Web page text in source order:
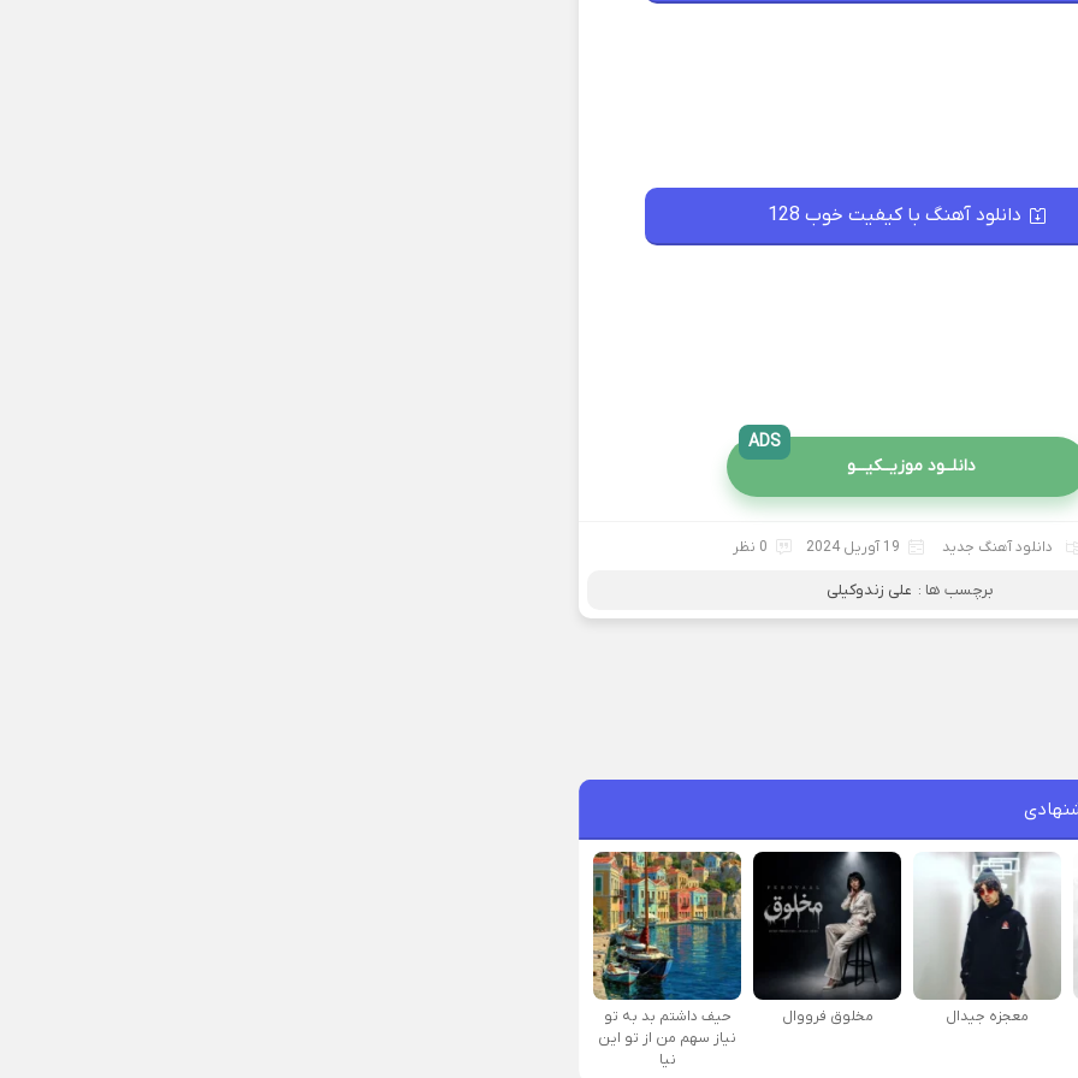
دانلود آهنگ با کیفیت خوب 128
دانلــود موزیــکیـــو
ADS
دانلود آهنگ جدید 19 آوریل 2024 0 نظر
برچسب ها : علی زندوکیلی
معجزه جیدال مخلوق فرووال
حیف داشتم بد به تو
نیاز سهم من از تو این
نیا